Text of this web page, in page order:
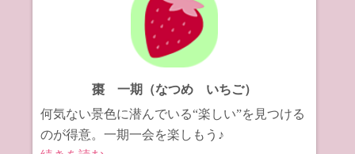
棗 一期（なつめ いちご）
何気ない景色に潜んでいる“楽しい”を見つける
のが得意。一期一会を楽しもう♪